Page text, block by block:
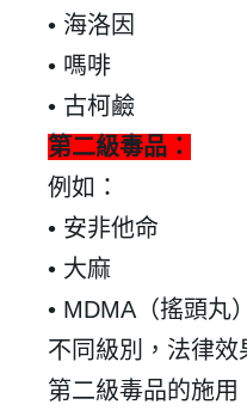
• 海洛因
• 嗎啡
• 古柯鹼
第二級毒品：
例如：
• 安非他命
• 大麻
• MDMA （搖頭丸）
不同級別，法律效
第二級毒品的施